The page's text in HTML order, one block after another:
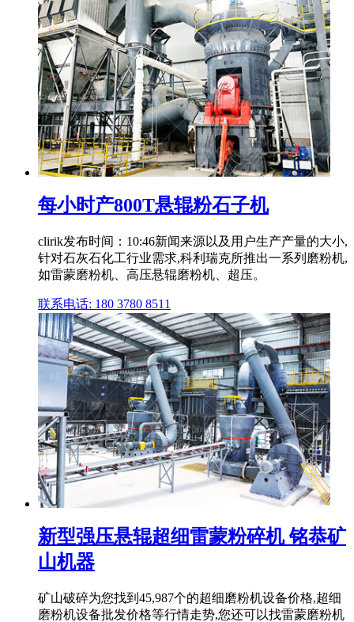
每小时产800T悬辊粉石子机
clirik发布时间：10:46新闻来源以及用户生产产量的大小,
针对石灰石化工行业需求,科利瑞克所推出一系列磨粉机,
如雷蒙磨粉机、高压悬辊磨粉机、超压。
联系电话: 180 3780 8511
新型强压悬辊超细雷蒙粉碎机 铭恭矿
山机器
矿山破碎为您找到45,987个的超细磨粉机设备价格,超细
磨粉机设备批发价格等行情走势,您还可以找雷蒙磨粉机